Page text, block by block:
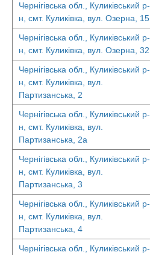
Чернігівська обл., Куликівський р-
н, смт. Куликівка, вул. Озерна, 15
Чернігівська обл., Куликівський р-
н, смт. Куликівка, вул. Озерна, 32
Чернігівська обл., Куликівський р-
н, смт. Куликівка, вул.
Партизанська, 2
Чернігівська обл., Куликівський р-
н, смт. Куликівка, вул.
Партизанська, 2а
Чернігівська обл., Куликівський р-
н, смт. Куликівка, вул.
Партизанська, 3
Чернігівська обл., Куликівський р-
н, смт. Куликівка, вул.
Партизанська, 4
Чернігівська обл., Куликівський р-